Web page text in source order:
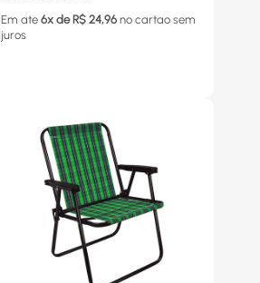
Em ate 6x de R$ 24,96 no cartao sem
juros